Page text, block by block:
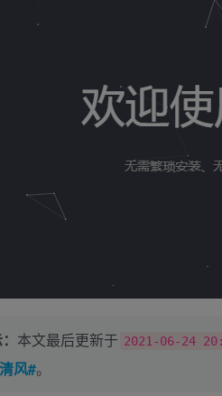
本文最后更新于 2021-06-24
清风#。